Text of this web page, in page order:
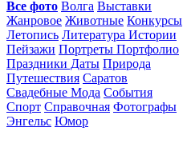
Все фото Волга Выставки
Жанровое Животные Конкурсы
Летопись Литература Истории
Пейзажи Портреты Портфолио
Праздники Даты Природа
Путешествия Саратов
Свадебные Мода События
Спорт Справочная Фотографы
Энгельс Юмор